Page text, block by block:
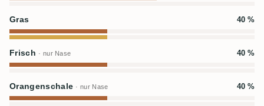
Gras 40 %
Frisch · nur Nase 40 %
Orangenschale · nur Nase 40 %